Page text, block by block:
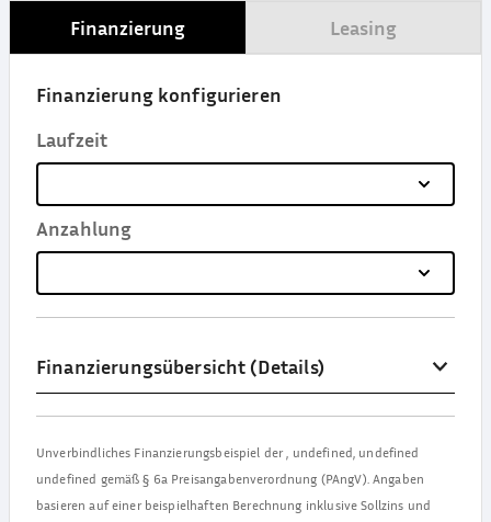
Finanzierung Leasing
Finanzierung konfigurieren
Laufzeit
Anzahlung
Finanzierungsübersicht (Details)
Unverbindliches Finanzierungsbeispiel der, undefined, undefined
undefined gemäß § 6a Preisangabenverordnung (PAngV). Angaben
basieren auf einer beispielhaften Berechnung inklusive Sollzins und